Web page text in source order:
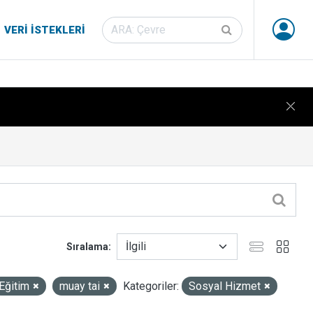
VERI İSTEKLERI
Sıralama
Eğitim muay tai Kategoriler: Sosyal Hizmet